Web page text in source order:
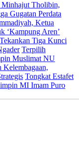
Minhajut Tholibin,
Gugatan Perdata
Ketua
‘Kampung Aren’
Tiga Kunci
Terpilih
Muslimat NU
Kelembagaan,
Tongkat Estafet
MI Imam Puro